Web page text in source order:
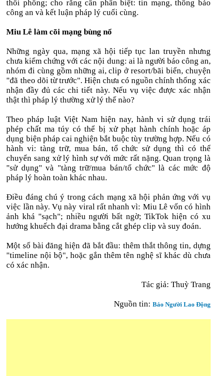
thổi phồng; cho rằng cần phân biệt: tin mạng, thông báo
công an và kết luận pháp lý cuối cùng.
Miu Lê làm cõi mạng bùng nổ
Những ngày qua, mạng xã hội tiếp tục lan truyền nhưng
chưa kiểm chứng với các nội dung: ai là người báo công an,
nhóm đi cùng gồm những ai, clip ở resort/bãi biển, chuyện
"đã theo dõi từ trước". Hiện chưa có nguồn chính thống xác
nhận đầy đủ các chi tiết này. Nếu vụ việc được xác nhận
thật thì pháp lý thường xử lý thế nào?
Theo pháp luật Việt Nam hiện nay, hành vi sử dụng trái
phép chất ma túy có thể bị xử phạt hành chính hoặc áp
dụng biện pháp cai nghiện bắt buộc tùy trường hợp. Nếu có
hành vi: tàng trữ, mua bán, tổ chức sử dụng thì có thể
chuyển sang xử lý hình sự với mức rất nặng. Quan trọng là
"sử dụng" và "tàng trữ/mua bán/tổ chức" là các mức độ
pháp lý hoàn toàn khác nhau.
Điều đáng chú ý trong cách mạng xã hội phản ứng với vụ
việc lần này. Vụ này viral rất nhanh vì: Miu Lê vốn có hình
ảnh khá "sạch"; nhiều người bất ngờ; TikTok hiện có xu
hướng khuếch đại drama bằng cắt ghép clip và suy đoán.
Một số bài đăng hiện đã bắt đầu: thêm thắt thông tin, dựng
"timeline nội bộ", hoặc gắn thêm tên nghệ sĩ khác dù chưa
có xác nhận.
Tác giả: Thuỳ Trang
Nguồn tin: Báo Người Lao Động